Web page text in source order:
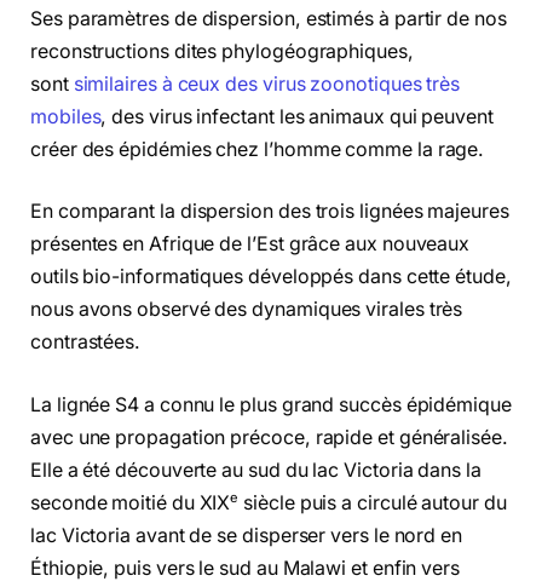
Ses paramètres de dispersion, estimés à partir de nos
reconstructions dites phylogéographiques,
sont similaires à ceux des virus zoonotiques très
mobiles, des virus infectant les animaux qui peuvent
créer des épidémies chez l’homme comme la rage.
En comparant la dispersion des trois lignées majeures
présentes en Afrique de l’Est grâce aux nouveaux
outils bio-informatiques développés dans cette étude,
nous avons observé des dynamiques virales très
contrastées.
La lignée S4 a connu le plus grand succès épidémique
avec une propagation précoce, rapide et généralisée.
Elle a été découverte au sud du lac Victoria dans la
seconde moitié du XIXe siècle puis a circulé autour du
lac Victoria avant de se disperser vers le nord en
Éthiopie, puis vers le sud au Malawi et enfin vers